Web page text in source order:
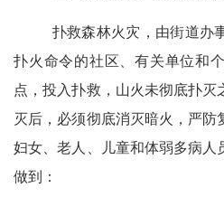
扑救森林火灾，由街道办
扑火命令的社区、有关单位和
点，投入扑救，山火未彻底扑
灭后，必须彻底消灭暗火，严防
妇女、老人、儿童和体弱多病人
做到：